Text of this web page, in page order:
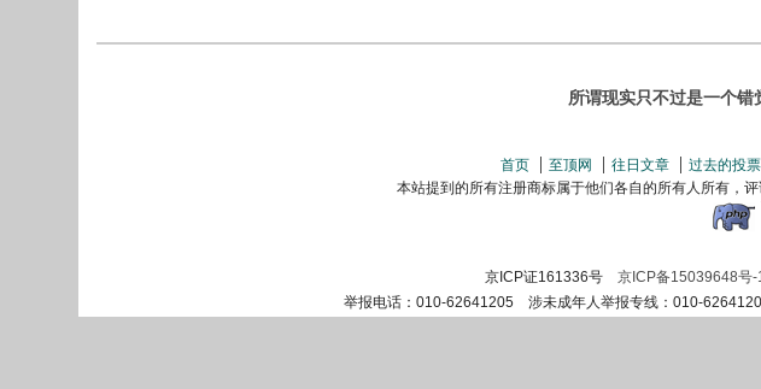
所谓现实只不过是一个错
首页 至顶网 往日文章 过去的投票
本站提到的所有注册商标属于他们各自的所有人所有，
京ICP证161336号 京ICP备15039648号-
举报电话：010-62641205 涉未成年人举报专线：010-